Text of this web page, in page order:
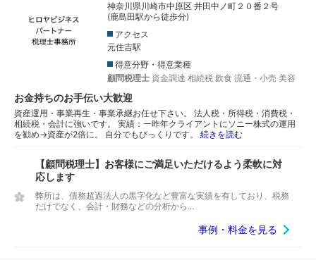
神奈川県川崎市中原区 井田中ノ町２０番２号
(鹿島田駅から徒歩分)
アクセス
元住吉駅
得意分野・得意業種
顧問税理士 資金調達 相続税 飲食 流通・小売 美容
お金持ちのお手伝い大歓迎
資産運用・事業再生・事業承継お任せ下さい。 法人税・所得税・消費税・
相続税・会計に強いです。 実績：一昨年クライアントにソニー株式の運用
を勧め→資産が2倍に。 自分でもびっくりです。 続きを読む
【顧問税理士】お客様にご満足いただけるよう柔軟に対
応します
弊所は、債務超過法人の黒字化など豊富な実績を有しており、税務
だけでなく、会計・財務などの分析から...
事例・料金を見る